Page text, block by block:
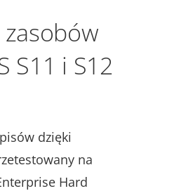
S11 i S12
dzięki
na
Hard